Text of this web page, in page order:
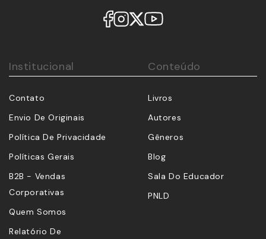
Institucional Conteúdo
Contato
Envio De Originais
Política De Privacidade
Políticas Gerais
B2B - Vendas
Corporativas
Quem Somos
Relatório De
Livros
Autores
Gêneros
Blog
Sala Do Educador
PNLD